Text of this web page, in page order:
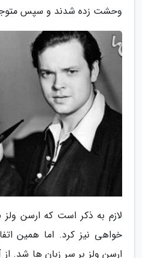
وحشت زده شدند و سپس
لازم به ذکر است که ارسن ولز
خواهی نیز کرد. اما همین
ارسن ولز بر سر زبان ها شد. از